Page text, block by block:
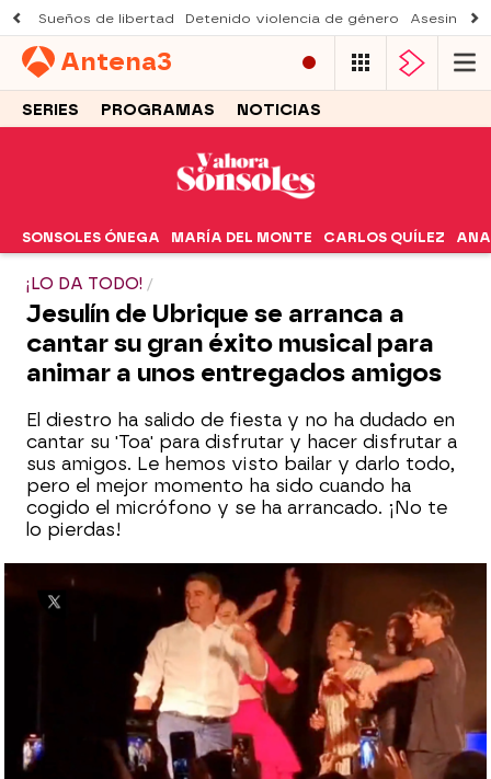
Sueños de libertad Detenido violencia de género Asesinato
Antena3
SERIES PROGRAMAS NOTICIAS
SONSOLES ÓNEGA MARÍA DEL MONTE CARLOS QUÍLEZ ANA
¡LO DA TODO!
Jesulín de Ubrique se arranca a
cantar su gran éxito musical para
animar a unos entregados amigos
El diestro ha salido de fiesta y no ha dudado en
cantar su 'Toa' para disfrutar y hacer disfrutar a
sus amigos. Le hemos visto bailar y darlo todo,
pero el mejor momento ha sido cuando ha
cogido el micrófono y se ha arrancado. ¡No te
lo pierdas!
Sara Ruiz
Publicado:09 de septiembre de 2023, 12:03